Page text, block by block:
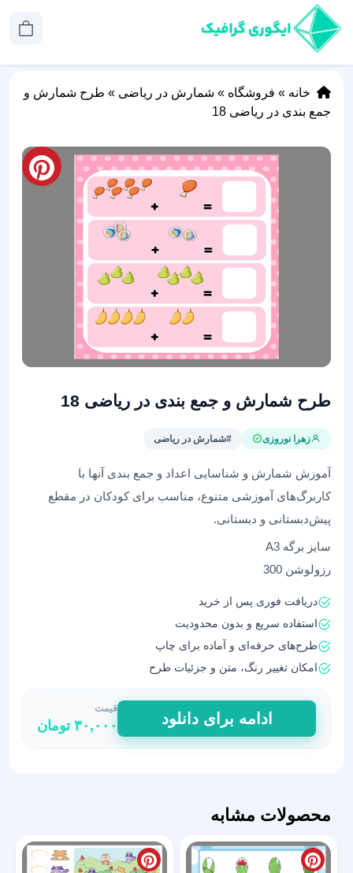
خانه » فروشگاه » شمارش در ریاضی » طرح شمارش و
جمع بندی در ریاضی 18
طرح شمارش و جمع بندی در ریاضی 18
زهرا نوروزی #شمارش در ریاضی
آموزش شمارش و شناسایی اعداد و جمع بندی آنها با
کاربرگ‌های آموزشی متنوع، مناسب برای کودکان در مقطع
پیش‌دبستانی و دبستانی.
سایز برگه A3
رزولوشن 300
دریافت فوری پس از خرید
استفاده سریع و بدون محدودیت
طرح‌های حرفه‌ای و آماده برای چاپ
امکان تغییر رنگ، متن و جزئیات طرح
طرح
شمارش
و
ریاضی
18
عدد
ادامه برای دانلود
قیمت
۳۰,۰۰۰ تومان
محصولات مشابه